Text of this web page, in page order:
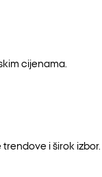
cijenama.
i širok izbor.